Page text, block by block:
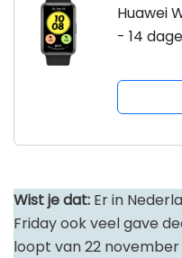
Huawei
- 14
Wist je dat: Er in
Friday ook veel gave
loopt van 22